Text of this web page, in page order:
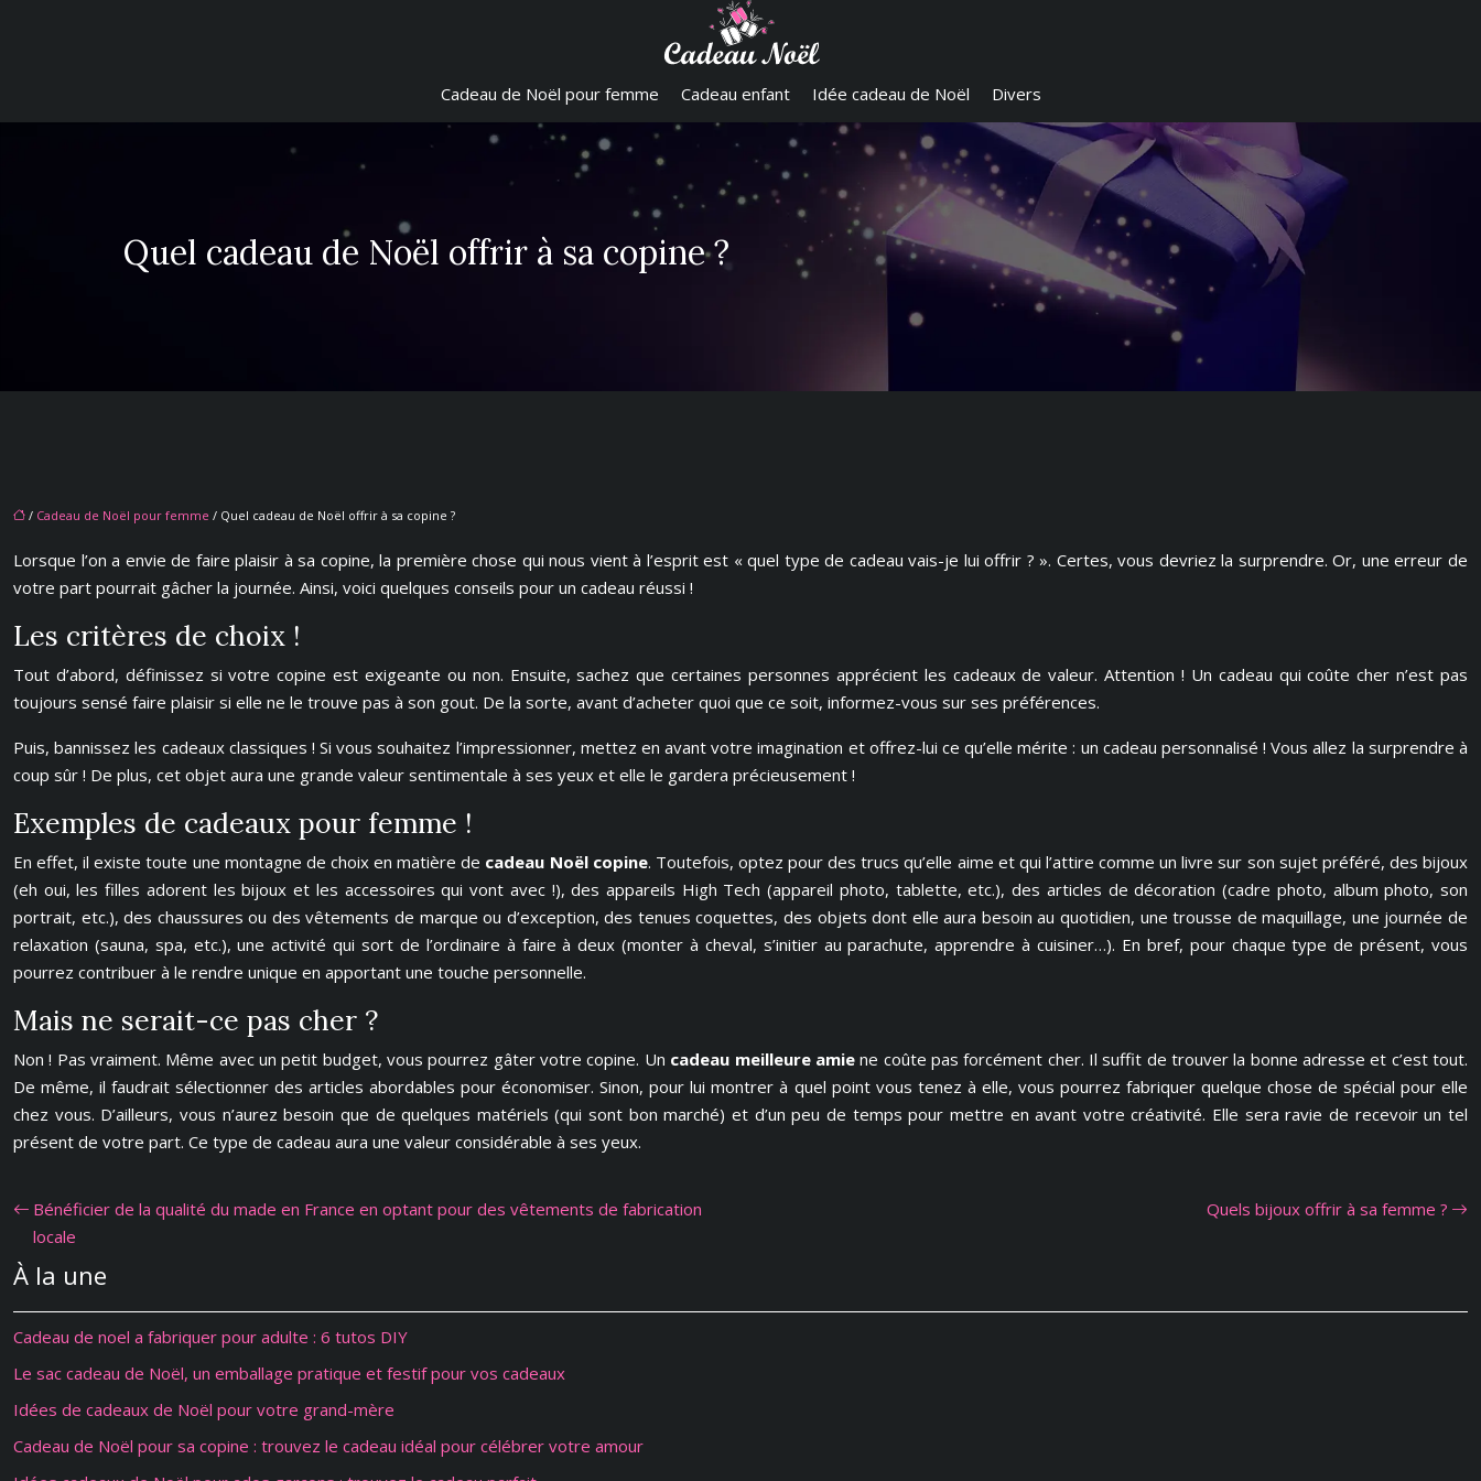
Cadeau de Noël pour femme Cadeau enfant Idée cadeau de Noël Divers
Quel cadeau de Noël offrir à sa copine ?
/ Cadeau de Noël pour femme / Quel cadeau de Noël offrir à sa copine ?
Lorsque l’on a envie de faire plaisir à sa copine, la première chose qui nous vient à l’esprit est « quel type de cadeau vais-je lui offrir ? ». Certes, vous devriez la surprendre. Or, une erreur de
votre part pourrait gâcher la journée. Ainsi, voici quelques conseils pour un cadeau réussi !
Les critères de choix !
Tout d’abord, définissez si votre copine est exigeante ou non. Ensuite, sachez que certaines personnes apprécient les cadeaux de valeur. Attention ! Un cadeau qui coûte cher n’est pas
toujours sensé faire plaisir si elle ne le trouve pas à son gout. De la sorte, avant d’acheter quoi que ce soit, informez-vous sur ses préférences.
Puis, bannissez les cadeaux classiques ! Si vous souhaitez l’impressionner, mettez en avant votre imagination et offrez-lui ce qu’elle mérite : un cadeau personnalisé ! Vous allez la surprendre à
coup sûr ! De plus, cet objet aura une grande valeur sentimentale à ses yeux et elle le gardera précieusement !
Exemples de cadeaux pour femme !
En effet, il existe toute une montagne de choix en matière de cadeau Noël copine. Toutefois, optez pour des trucs qu’elle aime et qui l’attire comme un livre sur son sujet préféré, des bijoux
(eh oui, les filles adorent les bijoux et les accessoires qui vont avec !), des appareils High Tech (appareil photo, tablette, etc.), des articles de décoration (cadre photo, album photo, son
portrait, etc.), des chaussures ou des vêtements de marque ou d’exception, des tenues coquettes, des objets dont elle aura besoin au quotidien, une trousse de maquillage, une journée de
relaxation (sauna, spa, etc.), une activité qui sort de l’ordinaire à faire à deux (monter à cheval, s’initier au parachute, apprendre à cuisiner…). En bref, pour chaque type de présent, vous
pourrez contribuer à le rendre unique en apportant une touche personnelle.
Mais ne serait-ce pas cher ?
Non ! Pas vraiment. Même avec un petit budget, vous pourrez gâter votre copine. Un cadeau meilleure amiene coûte pas forcément cher. Il suffit de trouver la bonne adresse et c’est tout.
De même, il faudrait sélectionner des articles abordables pour économiser. Sinon, pour lui montrer à quel point vous tenez à elle, vous pourrez fabriquer quelque chose de spécial pour elle
chez vous. D’ailleurs, vous n’aurez besoin que de quelques matériels (qui sont bon marché) et d’un peu de temps pour mettre en avant votre créativité. Elle sera ravie de recevoir un tel
présent de votre part. Ce type de cadeau aura une valeur considérable à ses yeux.
Bénéficier de la qualité du made en France en optant pour des vêtements de fabrication
locale
Quels bijoux offrir à sa femme ?
À la une
Cadeau de noel a fabriquer pour adulte : 6 tutos DIY
Le sac cadeau de Noël, un emballage pratique et festif pour vos cadeaux
Idées de cadeaux de Noël pour votre grand-mère
Cadeau de Noël pour sa copine : trouvez le cadeau idéal pour célébrer votre amour